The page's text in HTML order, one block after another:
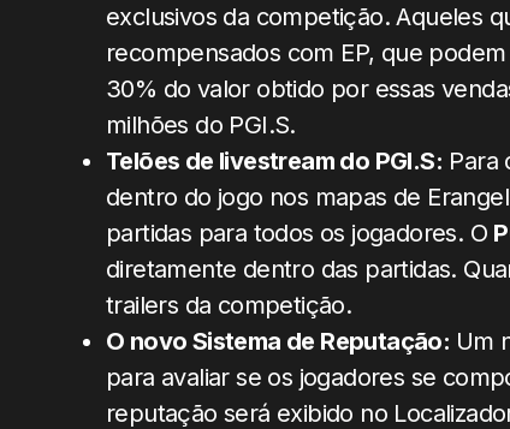
exclusivos da competição. Aqueles
recompensados com EP, que
30% do valor obtido por essas
milhões do PGI.S.
Telões de livestream do PGI.S: Para
dentro do jogo nos mapas de
partidas para todos os jogadores. O
diretamente dentro das partidas.
trailers da competição.
O novo Sistema de Reputação: Um
para avaliar se os jogadores se
reputação será exibido no